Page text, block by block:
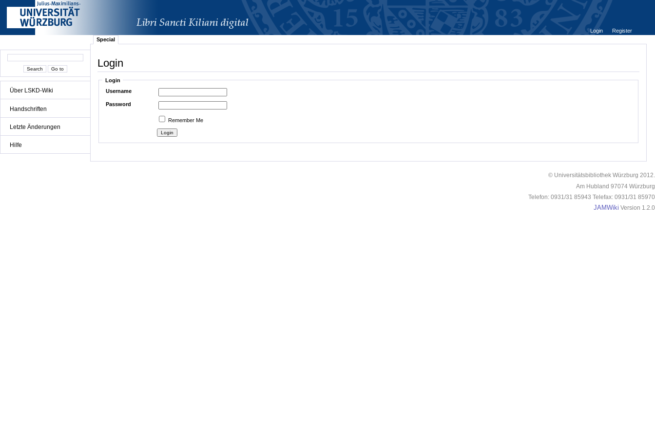
Über LSKD-Wiki
Handschriften
Letzte Änderungen
Hilfe
Login
Register
Special
Login
Login
Username
Password
Remember Me
© Universitätsbibliothek Würzburg 2012.
Am Hubland 97074 Würzburg
Telefon: 0931/31 85943 Telefax: 0931/31 85970
JAMWiki Version 1.2.0